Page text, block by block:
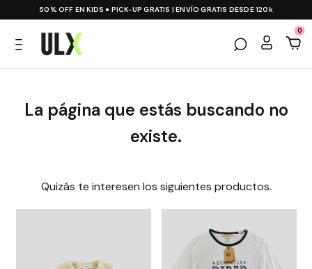
50% OFF EN KIDS ● PICK-UP GRATIS | ENVÍO GRATIS DESDE 120k
0
La página que estás buscando no
existe.
Quizás te interesen los siguientes productos.